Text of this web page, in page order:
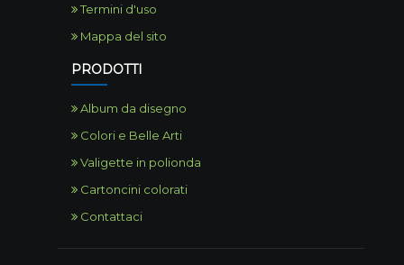
Termini d'uso
Mappa del sito
PRODOTTI
Album da disegno
Colori e Belle Arti
Valigette in polionda
Cartoncini colorati
Contattaci